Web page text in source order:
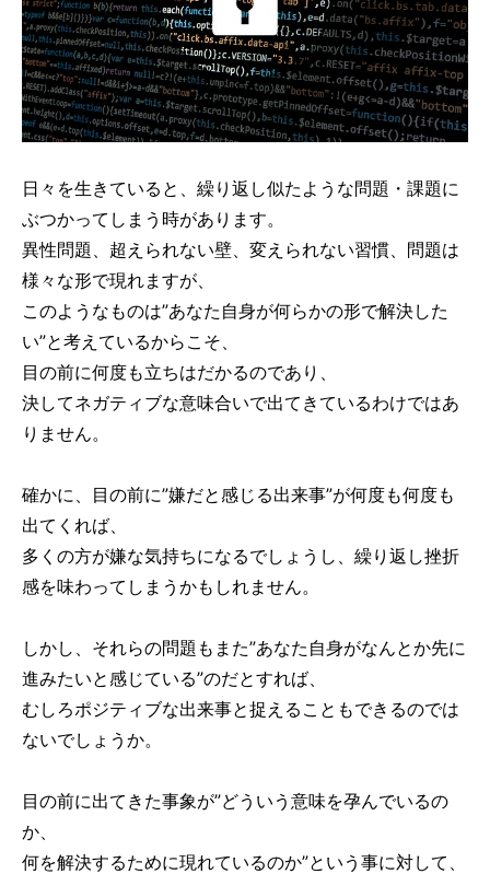
日々を生きていると、繰り返し似たような問題・課題に
ぶつかってしまう時があります。
異性問題、超えられない壁、変えられない習慣、問題は
様々な形で現れますが、
このようなものは”あなた自身が何らかの形で解決した
い”と考えているからこそ、
目の前に何度も立ちはだかるのであり、
決してネガティブな意味合いで出てきているわけではあ
りません。
確かに、目の前に”嫌だと感じる出来事”が何度も何度も
出てくれば、
多くの方が嫌な気持ちになるでしょうし、繰り返し挫折
感を味わってしまうかもしれません。
しかし、それらの問題もまた”あなた自身がなんとか先に
進みたいと感じている”のだとすれば、
むしろポジティブな出来事と捉えることもできるのでは
ないでしょうか。
目の前に出てきた事象が”どういう意味を孕んでいるの
か、
何を解決するために現れているのか”という事に対して、